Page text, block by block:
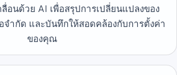
อนด้วย AI เพื่อสรุปการเปลี่ยนแปลงของ
จำกัด และบันทึกให้สอดคล้องกับการตั้งค่า
ของคุณ